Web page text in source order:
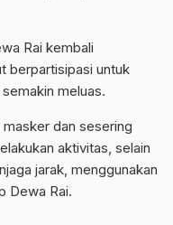
Rai kembali
berpartisipasi untuk
meluas.
masker dan sesering
aktivitas, selain
jarak, menggunakan
Dewa Rai.